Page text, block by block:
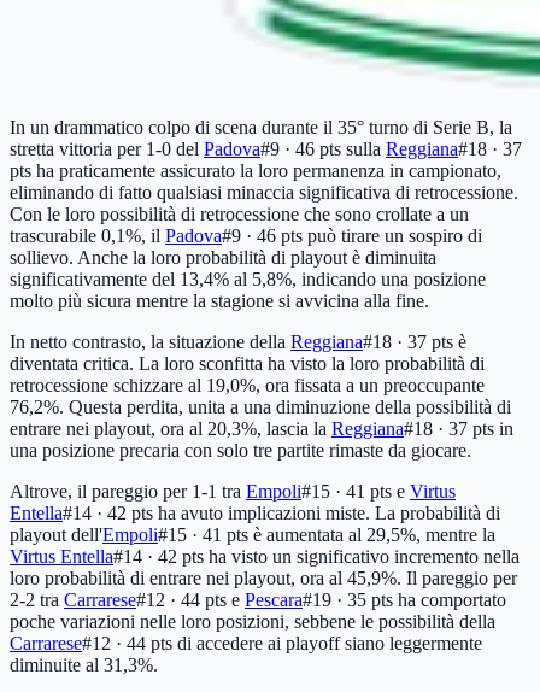
In un drammatico colpo di scena durante il 35° turno di Serie B, la
stretta vittoria per 1-0 del Padova#9 · 46 pts sulla Reggiana#18 · 37
pts ha praticamente assicurato la loro permanenza in campionato,
eliminando di fatto qualsiasi minaccia significativa di retrocessione.
Con le loro possibilità di retrocessione che sono crollate a un
trascurabile 0,1%, il Padova#9 · 46 pts può tirare un sospiro di
sollievo. Anche la loro probabilità di playout è diminuita
significativamente del 13,4% al 5,8%, indicando una posizione
molto più sicura mentre la stagione si avvicina alla fine.
In netto contrasto, la situazione della Reggiana#18 · 37 pts è
diventata critica. La loro sconfitta ha visto la loro probabilità di
retrocessione schizzare al 19,0%, ora fissata a un preoccupante
76,2%. Questa perdita, unita a una diminuzione della possibilità di
entrare nei playout, ora al 20,3%, lascia la Reggiana#18 · 37 pts in
una posizione precaria con solo tre partite rimaste da giocare.
Altrove, il pareggio per 1-1 tra Empoli#15 · 41 pts e Virtus
Entella#14 · 42 pts ha avuto implicazioni miste. La probabilità di
playout dell'Empoli#15 · 41 pts è aumentata al 29,5%, mentre la
Virtus Entella#14 · 42 pts ha visto un significativo incremento nella
loro probabilità di entrare nei playout, ora al 45,9%. Il pareggio per
2-2 tra Carrarese#12 · 44 pts e Pescara#19 · 35 pts ha comportato
poche variazioni nelle loro posizioni, sebbene le possibilità della
Carrarese#12 · 44 pts di accedere ai playoff siano leggermente
diminuite al 31,3%.